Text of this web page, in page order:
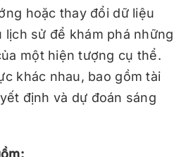
hoặc thay đổi dữ liệu
sử để khám phá những
một hiện tượng cụ thể.
khác nhau, bao gồm tài
định và dự đoán sáng